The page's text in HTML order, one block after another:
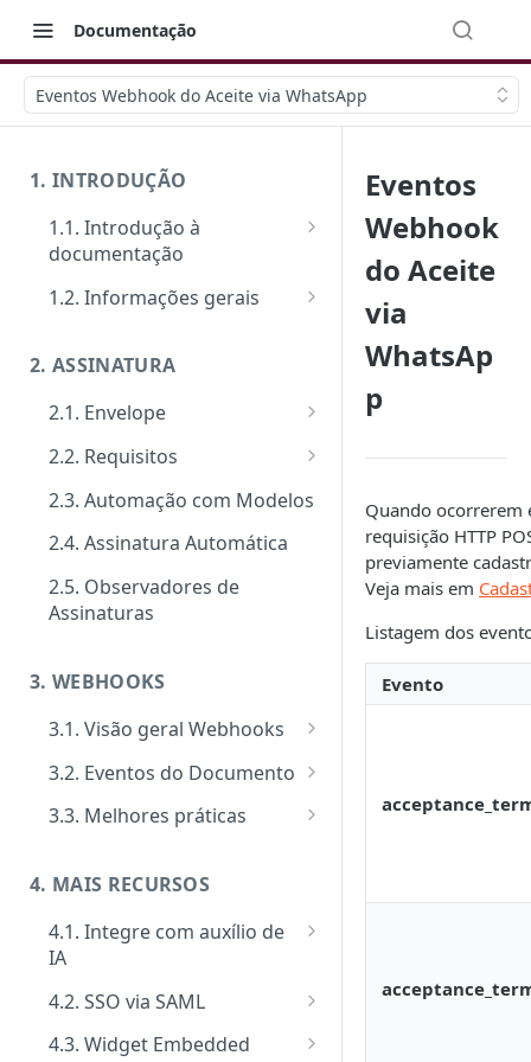
Documentação
Eventos Webhook do Aceite via WhatsApp
1. INTRODUÇÃO
1.1. Introdução à
documentação
Primeiros passos
Ferramentas de Teste:
Postman e Insomnia
1.2. Informações gerais
Suporte
Limite de requisições
Mensagens de erro
Segurança
2. ASSINATURA
2.1. Envelope
Guia de criação: O passo a
passo padrão
Tipos de notificações para os
signatários
das notificações
Notificações
Envelopes
Eventos
Ativação performática: alta
escala e assincronismo
Regras de finalização de
2.2. Requisitos
Tipos de requisitos de
autenticação
2.3. Automação com Modelos
2.4. Assinatura Automática
2.5. Observadores de
Assinaturas
3. WEBHOOKS
3.1. Visão geral Webhooks
Cadastro de Webhooks via APP
Cadastro de Webhooks via API
3.2. Eventos do Documento
Evento Add Signer
Exceeded
Evento Auto Close
Evento Cancel
Evento Close
Evento Deadline
3.3. Melhores práticas
4. MAIS RECURSOS
4.1. Integre com auxílio de
IA
MCP Server
4.2. SSO via SAML
Como implementar SSO via
4.3. Widget Embedded
Eventos
Webhook
do Aceite
via
WhatsAp
p
Quando ocorrerem
requisição HTTP
previamente
Veja mais em
Listagem dos
Evento